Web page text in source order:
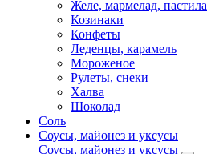
Желе, мармелад, пастила
Козинаки
Конфеты
Леденцы, карамель
Мороженое
Рулеты, снеки
Халва
Шоколад
Соль
Соусы, майонез и уксусы
Соусы, майонез и уксусы